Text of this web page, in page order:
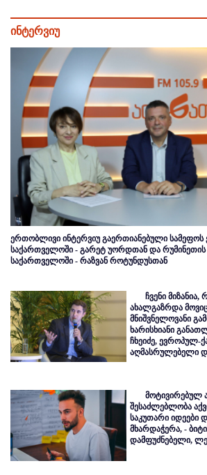
ინტერვიუ
ერთობლივი ინტერვიუ გაერთიანებული
საქართველოში - გარეტ უორდთან და
საქართველოში - რაზვან როტუნდუსთან
ჩვენი მიზანია,
ახალგაზრდა
მნიშვნელოვანი
ხარისხიანი
ჩხეიძე, ევროპულ-
აღმასრულებელი
მოტივირებულ
შესაძლებლობა
საკუთარი იდეები
მხარდაჭერა, -
დამფუძნებელი,